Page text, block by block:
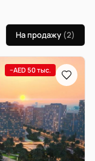
На продажу (2)
−AED 50 тыс.